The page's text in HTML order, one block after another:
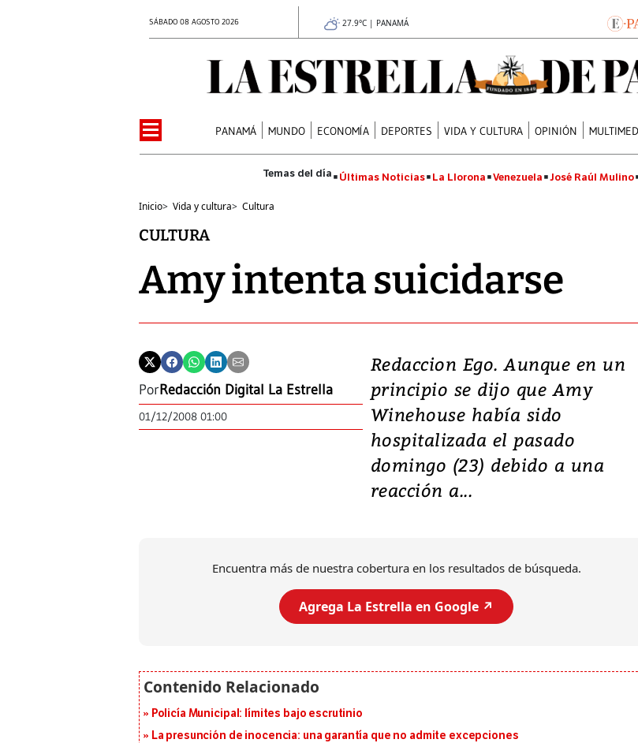
SÁBADO 08 AGOSTO 2026 27.9°C | PANAMÁ
PANAMÁ MUNDO ECONOMÍA DEPORTES VIDA Y CULTURA OPINIÓN
Últimas Noticias La Llorona Venezuela José Raúl Mulino
Inicio> Vida y cultura> Cultura
CULTURA
Amy intenta suicidarse
PorRedacción Digital La Estrella
01/12/2008 01:00
Redaccion Ego. Aunque en un
principio se dijo que Amy
Winehouse había sido
hospitalizada el pasado
domingo (23) debido a una
reacción a...
Encuentra más de nuestra cobertura en los resultados de búsqueda.
Agrega La Estrella en Google ↗️
Policía Municipal: límites bajo escrutinio
La presunción de inocencia: una garantía que no admite excepciones
Video: Lula lanza su
candidatura con
promesas de inversión
en defensa, educación y
tierras raras
presidente de Brasil, Luiz Inácio